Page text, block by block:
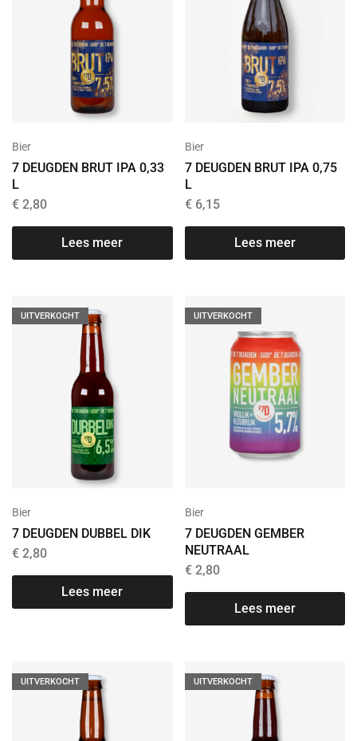
Bier
7 DEUGDEN BRUT IPA 0,33
L
€ 2,80
Lees meer
Bier
7 DEUGDEN BRUT IPA 0,75
L
€6,15
Lees meer
UITVERKOCHT
Bier
7 DEUGDEN DUBBEL DIK
€ 2,80
Lees meer
UITVERKOCHT
Bier
7 DEUGDEN GEMBER
NEUTRAAL
€2,80
Lees meer
UITVERKOCHT UITVERKOCHT